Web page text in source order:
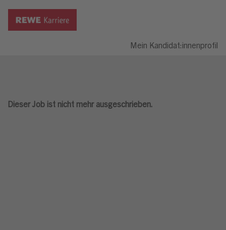
Mein Kandidat:innenprofil
Dieser Job ist nicht mehr ausgeschrieben.